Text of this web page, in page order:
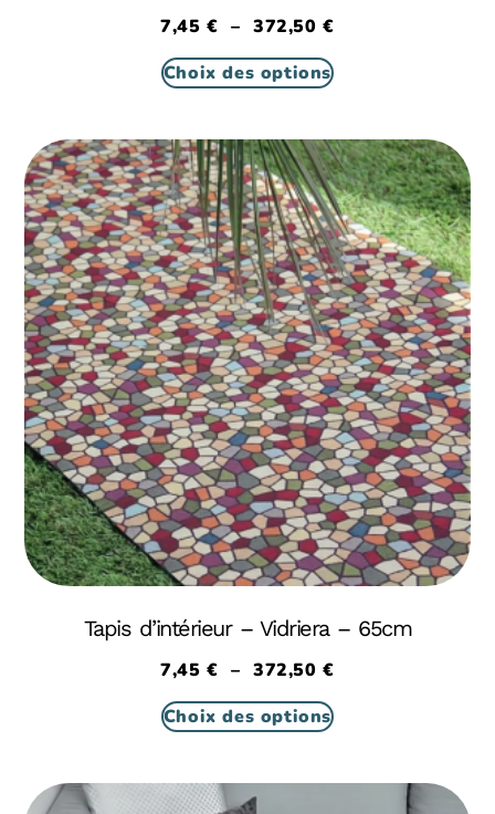
7,45€ – 372,50€
Choix des options
Tapis d’intérieur – Vidriera – 65cm
7,45€ – 372,50€
Choix des options